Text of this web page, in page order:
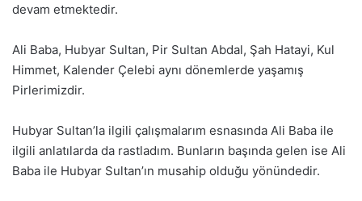
devam etmektedir.
Ali Baba, Hubyar Sultan, Pir Sultan Abdal, Şah Hatayi, Kul
Himmet, Kalender Çelebi aynı dönemlerde yaşamış
Pirlerimizdir.
Hubyar Sultan’la ilgili çalışmalarım esnasında Ali Baba ile
ilgili anlatılarda da rastladım. Bunların başında gelen ise Ali
Baba ile Hubyar Sultan’ın musahip olduğu yönündedir.